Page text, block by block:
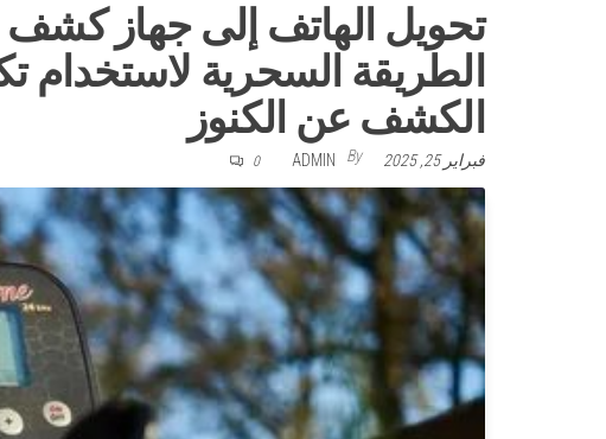
تحويل الهاتف إلى جهاز كشف
الطريقة السحرية لاستخدام
الكشف عن الكنوز
فبراير 25, 2025 By
ADMIN
0